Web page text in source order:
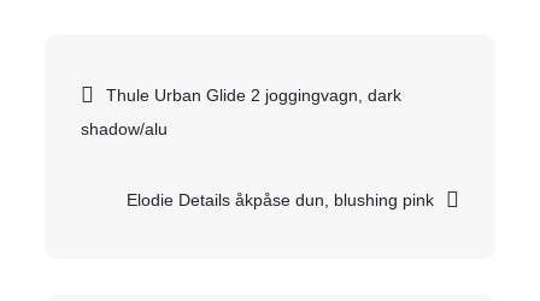
Inläggsnavigering
Thule Urban Glide 2 joggingvagn, dark
shadow/alu
Elodie Details åkpåse dun, blushing pink